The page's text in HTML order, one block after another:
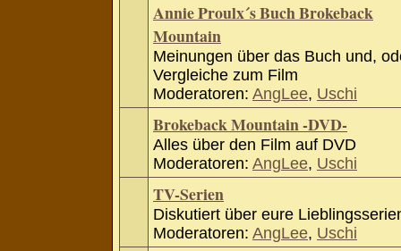
Annie Proulx´s Buch Brokeback
Mountain
Meinungen über das Buch und,
Vergleiche zum Film
Moderatoren: AngLee, Uschi
Brokeback Mountain -DVD-
Alles über den Film auf DVD
Moderatoren: AngLee, Uschi
TV-Serien
Diskutiert über eure
Moderatoren: AngLee, Uschi